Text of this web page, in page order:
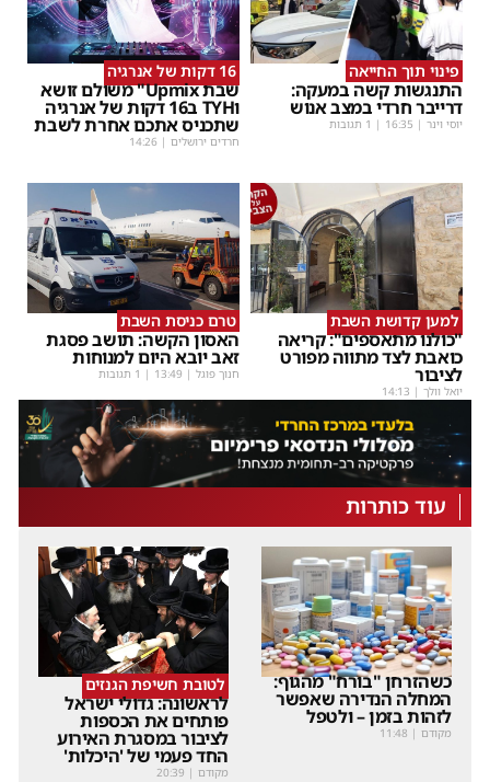
פינוי תוך החייאה
התנגשות קשה במעקה:
דרייבר חרדי במצב אנוש
יוסי וינר |
16:35 | 1 תגובות
16 דקות של אנרגיה
שבת Upmix" משולם זושא
וTYH ב16 דקות של אנרגיה
שתכניס אתכם אחרת לשבת
חרדים ירושלים |
14:26
למען קדושת השבת
"כולנו מתאספים": קריאה
כואבת לצד מתווה מפורט
לציבור
יואל וולך |
14:13
טרם כניסת השבת
האסון הקשה: תושב פסגת
זאב יובא היום למנוחות
חנוך פוגל |
13:49 | 1 תגובות
עוד כותרות
כשהזרחן "בורח" מהגוף:
המחלה הנדירה שאפשר
לזהות בזמן – ולטפל
מקודם |
11:48
לטובת חשיפת הגנזים
לראשונה: גדולי ישראל
פותחים את הכספות
לציבור במסגרת האירוע
החד פעמי של 'היכלות'
מקודם |
20:39